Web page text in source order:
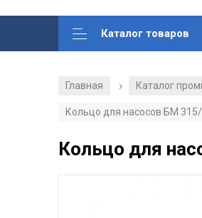
Каталог товаров
Главная / Каталог
Кольцо для насосов БМ
Кольцо для